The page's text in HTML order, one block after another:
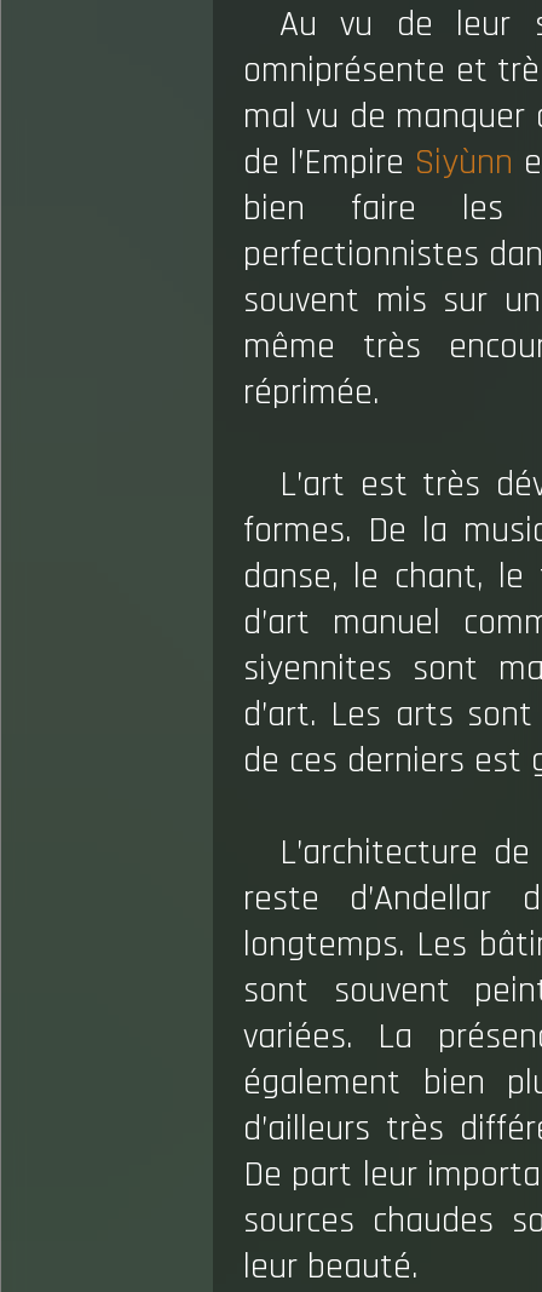
Au vu de leur
omniprésente et
mal vu de
de l’Empire Siyùnn
bien faire les
perfectionnistes
souvent mis sur
même très
réprimée.
L’art est très
formes. De la
danse, le chant,
d’art manuel
siyennites sont
d’art. Les arts
de ces derniers est
L’architecture
reste d’Andellar
longtemps. Les
sont souvent
variées. La
également bien
d’ailleurs très
De part leur
sources chaudes
leur beauté.